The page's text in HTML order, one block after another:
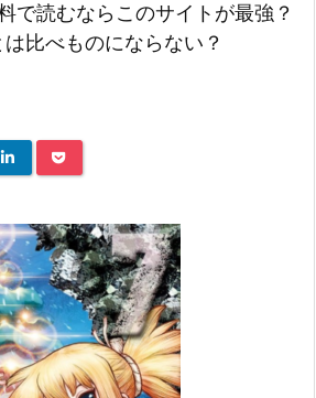
で読むならこのサイトが最強？
比べものにならない？